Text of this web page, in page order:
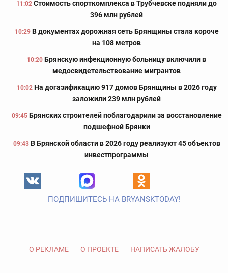
11:02 Стоимость спорткомплекса в Трубчевске подняли до
396 млн рублей
10:29 В документах дорожная сеть Брянщины стала короче
на 108 метров
10:20 Брянскую инфекционную больницу включили в
медосвидетельствование мигрантов
10:02 На догазификацию 917 домов Брянщины в 2026 году
заложили 239 млн рублей
09:45 Брянских строителей поблагодарили за восстановление
подшефной Брянки
09:43 В Брянской области в 2026 году реализуют 45 объектов
инвестпрограммы
ПОДПИШИТЕСЬ НА BRYANSKTODAY!
О РЕКЛАМЕ О ПРОЕКТЕ НАПИСАТЬ ЖАЛОБУ